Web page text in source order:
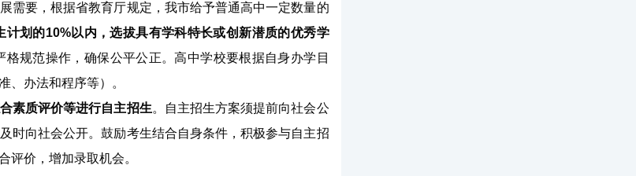
需要，根据省教育厅规定，我市给予普通高中一定数量的
划的10%以内，选拔具有学科特长或创新潜质的优秀学
规范操作，确保公平公正。高中学校要根据自身办学目
、办法和程序等）。
素质评价等进行自主招生。自主招生方案须提前向社会公
时向社会公开。鼓励考生结合自身条件，积极参与自主招
评价，增加录取机会。